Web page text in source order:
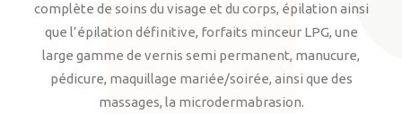
complète de soins du visage et du corps, épilation ainsi
que l’épilation définitive, forfaits minceur LPG, une
large gamme de vernis semi permanent, manucure,
pédicure, maquillage mariée/soirée, ainsi que des
massages, la microdermabrasion.